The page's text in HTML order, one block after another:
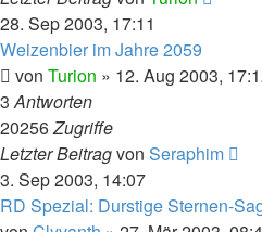
28. Sep 2003, 17:11
Weizenbier im Jahre 2059
von Turion » 12. Aug 2003,
3Antworten
20256Zugriffe
Letzter Beitragvon Seraphim
3. Sep 2003, 14:07
RD Spezial: Durstige Sternen-